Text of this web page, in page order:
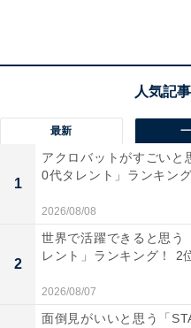
2位「梅田駅」（※）
大阪府大阪市北区に位置
梅田駅はJR大阪駅に隣接
地下鉄駅が密集していま
設、飲食店などが豊富。
たくさんの人で賑わうエ
※梅田駅：梅田駅、大阪
梅田駅、北新地駅
最新
1
アクロバットがすごいと
0代タレント」ランキン
2026/08/08
2
世界で活躍できると思う
レント」ランキング！ 2
2026/08/07
面倒見がいいと思う「